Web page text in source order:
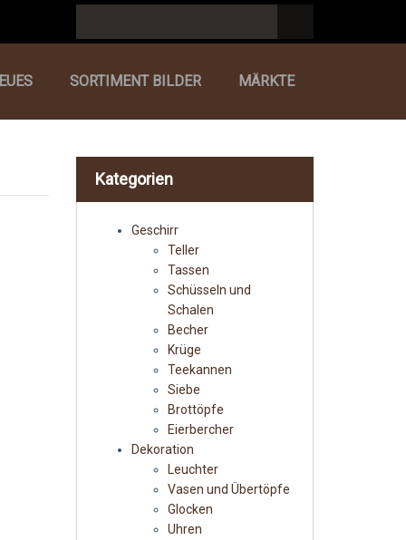
SORTIMENT BILDER MÄRKTE
Kategorien
Geschirr
Teller
Tassen
Schüsseln und
Schalen
Becher
Krüge
Teekannen
Siebe
Brottöpfe
Eierbercher
Dekoration
Leuchter
Vasen und Übertöpfe
Glocken
Uhren